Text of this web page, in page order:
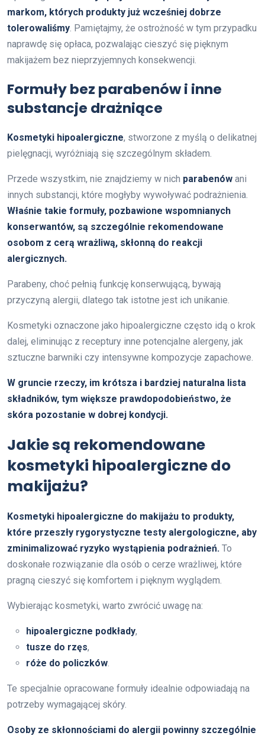
markom, których produkty już wcześniej dobrze
tolerowaliśmy. Pamiętajmy, że ostrożność w tym przypadku
naprawdę się opłaca, pozwalając cieszyć się pięknym
makijażem bez nieprzyjemnych konsekwencji.
Formuły bez parabenów i inne
substancje drażniące
Kosmetyki hipoalergiczne, stworzone z myślą o delikatnej
pielęgnacji, wyróżniają się szczególnym składem.
Przede wszystkim, nie znajdziemy w nich parabenów ani
innych substancji, które mogłyby wywoływać podrażnienia.
Właśnie takie formuły, pozbawione wspomnianych
konserwantów, są szczególnie rekomendowane
osobom z cerą wrażliwą, skłonną do reakcji
alergicznych.
Parabeny, choć pełnią funkcję konserwującą, bywają
przyczyną alergii, dlatego tak istotne jest ich unikanie.
Kosmetyki oznaczone jako hipoalergiczne często idą o krok
dalej, eliminując z receptury inne potencjalne alergeny, jak
sztuczne barwniki czy intensywne kompozycje zapachowe.
W gruncie rzeczy, im krótsza i bardziej naturalna lista
składników, tym większe prawdopodobieństwo, że
skóra pozostanie w dobrej kondycji.
Jakie są rekomendowane
kosmetyki hipoalergiczne do
makijażu?
Kosmetyki hipoalergiczne do makijażu to produkty,
które przeszły rygorystyczne testy alergologiczne, aby
zminimalizować ryzyko wystąpienia podrażnień. To
doskonałe rozwiązanie dla osób o cerze wrażliwej, które
pragną cieszyć się komfortem i pięknym wyglądem.
Wybierając kosmetyki, warto zwrócić uwagę na:
hipoalergiczne podkłady,
tusze do rzęs,
róże do policzków.
Te specjalnie opracowane formuły idealnie odpowiadają na
potrzeby wymagającej skóry.
Osoby ze skłonnościami do alergii powinny szczególnie